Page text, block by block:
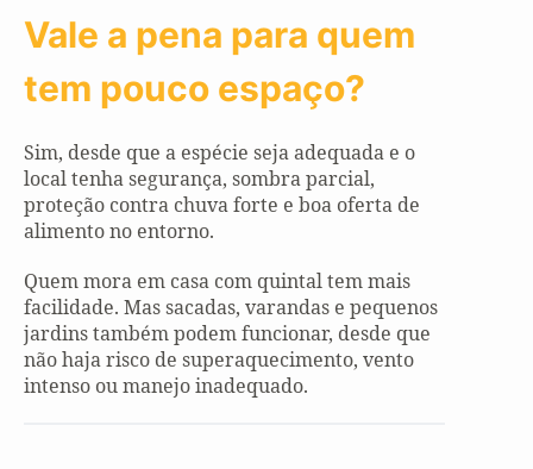
Vale a pena para quem
tem pouco espaço?
Sim, desde que a espécie seja adequada e o
local tenha segurança, sombra parcial,
proteção contra chuva forte e boa oferta de
alimento no entorno.
Quem mora em casa com quintal tem mais
facilidade. Mas sacadas, varandas e pequenos
jardins também podem funcionar, desde que
não haja risco de superaquecimento, vento
intenso ou manejo inadequado.